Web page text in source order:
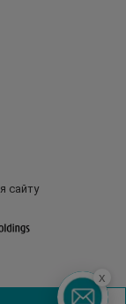
сайту
x